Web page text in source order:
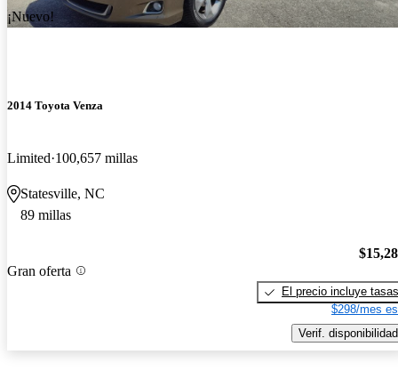
¡Nuevo!
2014 Toyota Venza
Limited 100,657 millas
Statesville, NC
89 millas
Gran oferta
El precio incluye tasas
$298/mes
Verif. disponibilidad